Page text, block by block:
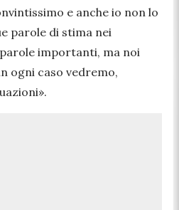
e anche io non lo
parole di stima nei
importanti, ma noi
ogni caso vedremo,
.